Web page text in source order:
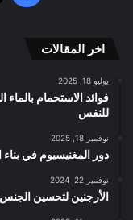
اخر المقالات
يوليو 18, 2025
فوائد الاستحمام
للنفس
نوفمبر 18, 2025
دور المغنيسيوم في بناء
نوفمبر 22, 2024
الأرجنين لتحسين